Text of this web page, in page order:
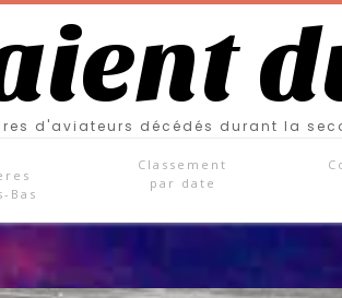
d'aviateurs décédés durant la
Bas
Classement
par date